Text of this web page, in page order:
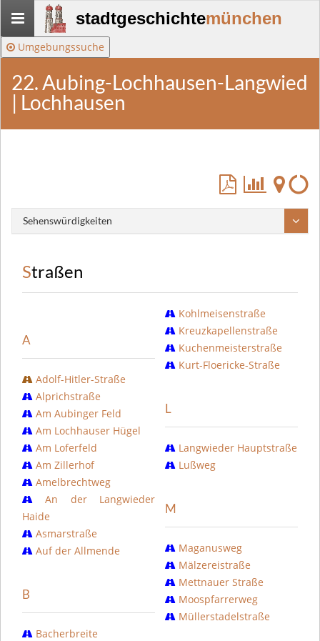
Stadtgeschichte-
München
stadtgeschichtemünchen
Umgebungssuche
22. Aubing-Lochhausen-Langwied
| Lochhausen
Sehenswürdigkeiten
Straßen
A
Adolf-Hitler-Straße
Alprichstraße
Am Aubinger Feld
Am Lochhauser Hügel
Am Loferfeld
Am Zillerhof
Amelbrechtweg
An der Langwieder
Haide
Asmarstraße
Auf der Allmende
B
Bacherbreite
Kohlmeisenstraße
Kreuzkapellenstraße
Kuchenmeisterstraße
Kurt-Floericke-Straße
L
Langwieder Hauptstraße
Lußweg
M
Maganusweg
Mälzereistraße
Mettnauer Straße
Moospfarrerweg
Müllerstadelstraße